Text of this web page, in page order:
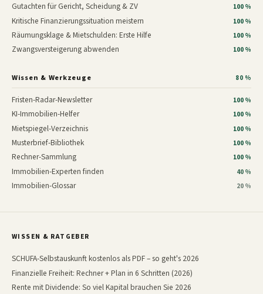
Gutachten für Gericht, Scheidung & ZV 100 %
Kritische Finanzierungssituation meistern 100 %
Räumungsklage & Mietschulden: Erste Hilfe 100 %
Zwangsversteigerung abwenden 100 %
Wissen & Werkzeuge 80 %
Fristen-Radar-Newsletter 100 %
KI-Immobilien-Helfer 100 %
Mietspiegel-Verzeichnis 100 %
Musterbrief-Bibliothek 100 %
Rechner-Sammlung 100 %
Immobilien-Experten finden 40 %
Immobilien-Glossar 20 %
WISSEN & RATGEBER
SCHUFA-Selbstauskunft kostenlos als PDF – so geht's 2026
Finanzielle Freiheit: Rechner + Plan in 6 Schritten (2026)
Rente mit Dividende: So viel Kapital brauchen Sie 2026